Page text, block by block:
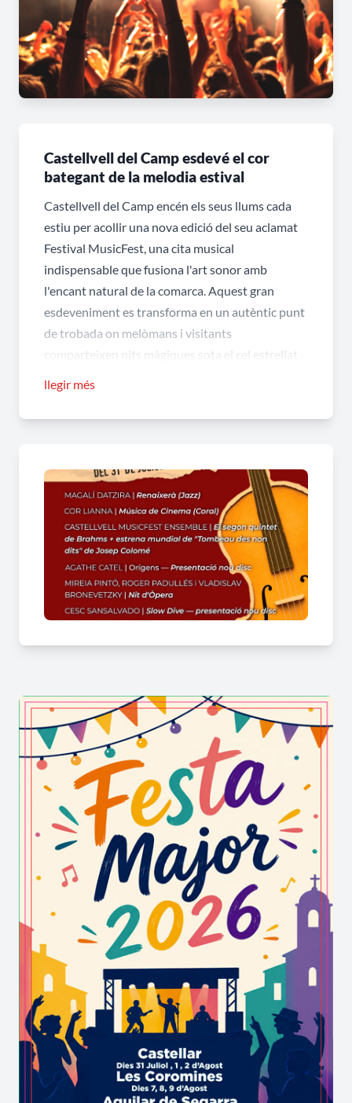
Castellvell del Camp esdevé el cor
bategant de la melodia estival
Castellvell del Camp encén els seus llums cada
estiu per acollir una nova edició del seu aclamat
Festival MusicFest, una cita musical
indispensable que fusiona l'art sonor amb
l'encant natural de la comarca. Aquest gran
esdeveniment es transforma en un autèntic punt
de trobada on melòmans i visitants
comparteixen nits màgiques sota el cel estrellat
artística de primer ordre.
festival crear una atmosfera tan íntima
i magnètica en cadascuna de les seves
nits?
La clau es troba en la tria de racons singulars que
potencien l'acústica i la proximitat amb els
intèrprets.
Castellvell del Camp
defineix la personalitat d'aquest certamen tan
vinculat a la vida de Castellvell del Camp. Durant
els vespres daurats de la temporada estival, el
paisatge de la vila esdevé el teló de fons perfecte
per a una proposta cultural de gran nivell
accessible a tothom. L'aposta decidida de les
entitats i l'Ajuntament de Castellvell del Camp
aconsegueix atraure un públic divers que cerca
propostes originals en un format proper.
Quin és el secret per aconseguir que
gèneres musicals tan diferents
s'integrin harmònicament en l'esperit
tradicional de Castellvell del Camp?
Resideix en un criteri artístic exigent que
prioritza l'emoció i el talent per damunt de les
modes passatgeres.
El caliu dels assistents converteix cada vetllada
en una experiència sensorial que va molt més
llegir més